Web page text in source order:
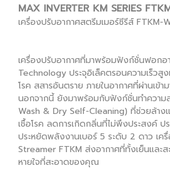
MAX INVERTER KM SERIES
เครื่องปรับอากาศสตรีมเมอร์ซีรีส์ FTKM-
เครื่องปรับอากาศที่มาพร้อมฟังก์ชั่นฟอก
Technology ประจุอิเล็คตรอนความเร็วสู
โรค สสารอันตราย ภายในอากาศที่ผ่านเข้า
นอกจากนี้ ยังมาพร้อมกับฟังก์ชั่นทำความ
Wash & Dry Self-Cleaning) ที่ช่วยล้าง
เชื้อโรค ลดการเกิดกลิ่นที่ไม่พึงประสงค์ ป
ประหยัดพลังงานเบอร์ 5 ระดับ 2 ดาว เค
Streamer FTKM ส่งอากาศที่ทั้งเย็นและ
หายใจที่สะอาดของคุณ